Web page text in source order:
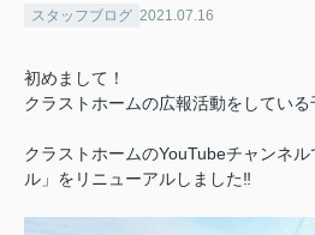
スタッフブログ 2021.07.16
初めまして！
クラストホームの広報活動をしている
クラストホームのYouTubeチャンネ
ル」をリニューアルしました‼️